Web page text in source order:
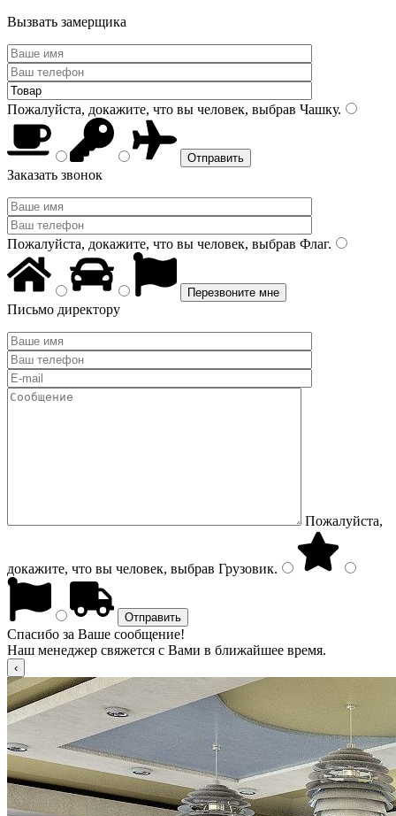
Вызвать замерщика
Пожалуйста, докажите, что вы человек, выбрав Чашку.
Заказать звонок
Пожалуйста, докажите, что вы человек, выбрав Флаг.
Письмо директору
Пожалуйста,
докажите, что вы человек, выбрав Грузовик.
Спасибо за Ваше сообщение!
Наш менеджер свяжется с Вами в ближайшее время.